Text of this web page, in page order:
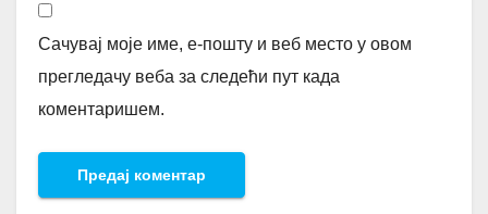
Сачувај моје име, е-пошту и веб место у овом
прегледачу веба за следећи пут када
коментаришем.